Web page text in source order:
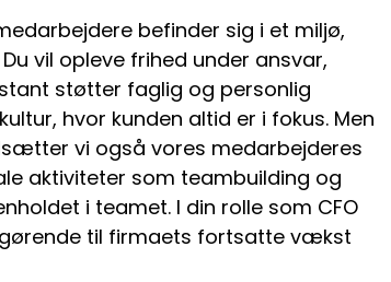
befinder sig i et miljø,
vil opleve frihed under ansvar,
støtter faglig og personlig
hvor kunden altid er i fokus. Men
vi også vores medarbejderes
aktiviteter som teambuilding og
i teamet. I din rolle som CFO
til firmaets fortsatte vækst